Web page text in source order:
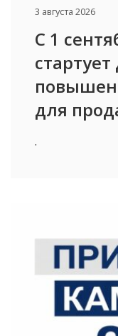
3 августа 2026
С 1
для
.